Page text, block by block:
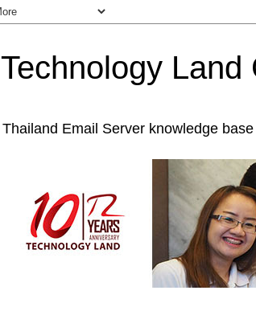
Technology Land
Thailand Email Server knowledge base